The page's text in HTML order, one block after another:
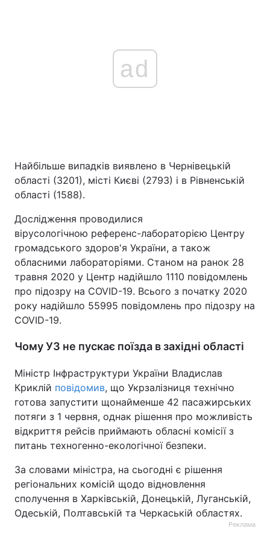
ad
Найбільше випадків виявлено в Чернівецькій
області (3201), місті Києві (2793) і в Рівненській
області (1588).
Дослідження проводилися
вірусологічною референс-лабораторією Центру
громадського здоров'я України, а також
обласними лабораторіями. Станом на ранок 28
травня 2020 у Центр надійшло 1110 повідомлень
про підозру на COVID-19. Всього з початку 2020
року надійшло 55995 повідомлень про підозру на
COVID-19.
Чому УЗ не пускає поїзда в західні області
Міністр Інфраструктури України Владислав
Криклій повідомив, що Укрзалізниця технічно
готова запустити щонайменше 42 пасажирських
потяги з 1 червня, однак рішення про можливість
відкриття рейсів приймають обласні комісії з
питань техногенно-екологічної безпеки.
За словами міністра, на сьогодні є рішення
регіональних комісій щодо відновлення
сполучення в Харківській, Донецькій, Луганській,
Одеській, Полтавській та Черкаській областях.
Реклама